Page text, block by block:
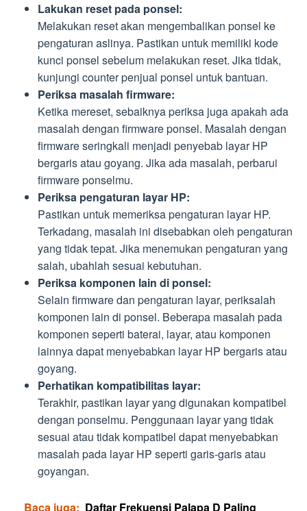
Lakukan reset pada ponsel:
Melakukan reset akan mengembalikan ponsel ke
pengaturan aslinya. Pastikan untuk memiliki kode
kunci ponsel sebelum melakukan reset. Jika tidak,
kunjungi counter penjual ponsel untuk bantuan.
Periksa masalah firmware:
Ketika mereset, sebaiknya periksa juga apakah ada
masalah dengan firmware ponsel. Masalah dengan
firmware seringkali menjadi penyebab layar HP
bergaris atau goyang. Jika ada masalah, perbarui
firmware ponselmu.
Periksa pengaturan layar HP:
Pastikan untuk memeriksa pengaturan layar HP.
Terkadang, masalah ini disebabkan oleh pengaturan
yang tidak tepat. Jika menemukan pengaturan yang
salah, ubahlah sesuai kebutuhan.
Periksa komponen lain di ponsel:
Selain firmware dan pengaturan layar, periksalah
komponen lain di ponsel. Beberapa masalah pada
komponen seperti baterai, layar, atau komponen
lainnya dapat menyebabkan layar HP bergaris atau
goyang.
Perhatikan kompatibilitas layar:
Terakhir, pastikan layar yang digunakan kompatibel
dengan ponselmu. Penggunaan layar yang tidak
sesuai atau tidak kompatibel dapat menyebabkan
masalah pada layar HP seperti garis-garis atau
goyangan.
Baca juga: Daftar Frekuensi Palapa D Paling